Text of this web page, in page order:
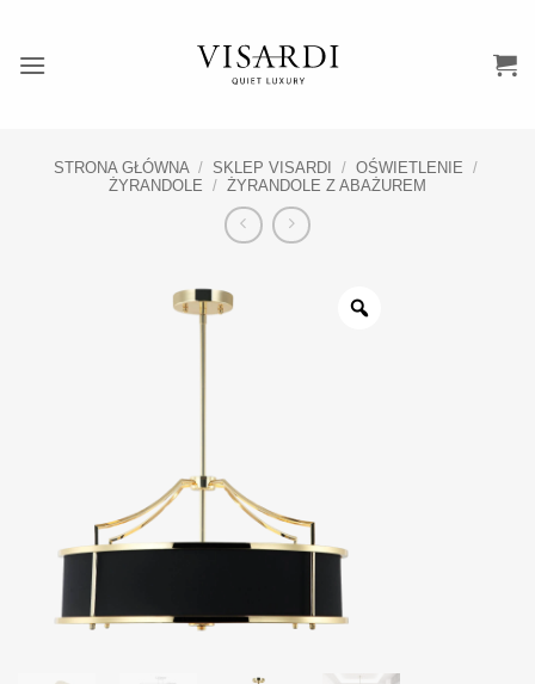
zawartości
STRONA GŁÓWNA / SKLEP VISARDI / OŚWIETLENIE /
ŻYRANDOLE / ŻYRANDOLE Z ABAŻUREM